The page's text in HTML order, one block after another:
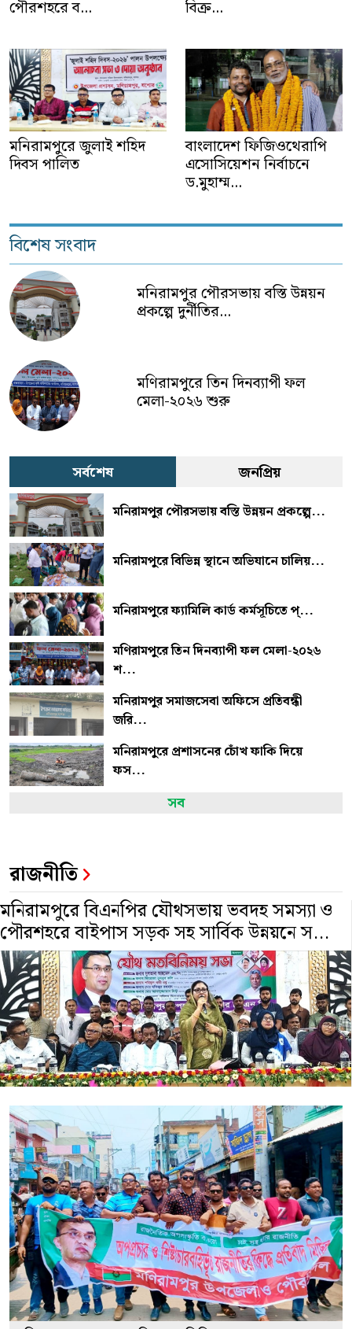
পৌরশহরে ব... বিক্র...
মনিরামপুরে জুলাই শহিদ
দিবস পালিত
বাংলাদেশ ফিজিওথেরাপি
এসোসিয়েশন নির্বাচনে
ড.মুহাম্ম...
বিশেষ সংবাদ
মনিরামপুর পৌরসভায় বস্তি উন্নয়ন
প্রকল্পে দুর্নীতির...
মণিরামপুরে তিন দিনব্যাপী ফল
মেলা-২০২৬ শুরু
সর্বশেষ জনপ্রিয়
মনিরামপুর পৌরসভায় বস্তি উন্নয়ন প্রকল্পে...
মনিরামপুরে বিভিন্ন স্থানে অভিযানে চালিয়...
মনিরামপুরে ফ্যামিলি কার্ড কর্মসূচিতে প্...
মণিরামপুরে তিন দিনব্যাপী ফল মেলা-২০২৬
শ...
মনিরামপুর সমাজসেবা অফিসে প্রতিবন্ধী
জরি...
মনিরামপুরে প্রশাসনের চোঁখ ফাকি দিয়ে
ফস...
মনিরামপুরে বিএনপির যৌথসভায় ভবদহ
মনিরামপুর পাইকারি কাঁচাবাজার আড়ৎদার
মাল...
মনিরামপুরে হতাশাগ্রস্ত এক শিক্ষকের
ঝুলন...
বাংলাদেশ ফিজিওথেরাপি এসোসিয়েশন
নির্বাচন...
মনিরামপুরে জুলাই শহিদ দিবস পালিত
মনিরামপুর পৌরসভার ওয়ারেশ সনদে দাদার
মনিরামপুরে পৃথক অভিযানে আগ্নেয়াস্ত্র উদ...
মনিরামপুরে বিশ্ব জনসংখ্যা দিবসপালিত,৭
ক...
সব
রাজনীতি
মনিরামপুরে বিএনপির যৌথসভায় ভবদহ সমস্যা ও
পৌরশহরে বাইপাস সড়ক সহ সার্বিক উন্নয়নে স...